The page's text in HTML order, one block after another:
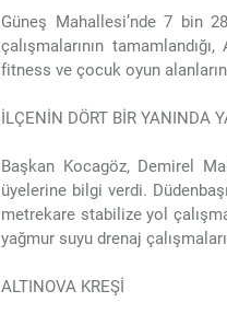
Güneş Mahallesi’nde 7 bin
çalışmalarının
fitness ve çocuk oyun
İLÇENİN DÖRT BİR YANINDA
Başkan Kocagöz, Demirel
üyelerine bilgi verdi.
metrekare stabilize yol
yağmur suyu drenaj
ALTINOVA KREŞİ